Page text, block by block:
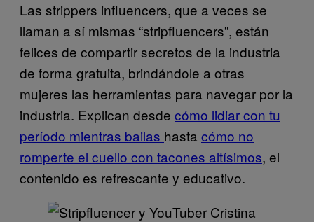
Las strippers influencers, que a veces se
llaman a sí mismas “stripfluencers”, están
felices de compartir secretos de la industria
de forma gratuita, brindándole a otras
mujeres las herramientas para navegar por la
industria. Explican desde cómo lidiar con tu
período mientras bailas hasta cómo no
romperte el cuello con tacones altísimos, el
contenido es refrescante y educativo.